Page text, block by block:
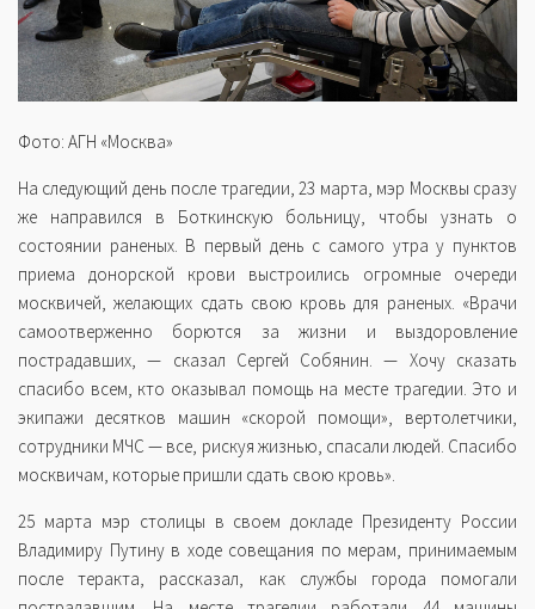
Фото: АГН «Москва»
На следующий день после трагедии, 23 марта, мэр Москвы сразу
же направился в Боткинскую больницу, чтобы узнать о
состоянии раненых. В первый день с самого утра у пунктов
приема донорской крови выстроились огромные очереди
москвичей, желающих сдать свою кровь для раненых. «Врачи
самоотверженно борются за жизни и выздоровление
пострадавших, — сказал Сергей Собянин. — Хочу сказать
спасибо всем, кто оказывал помощь на месте трагедии. Это и
экипажи десятков машин «скорой помощи», вертолетчики,
сотрудники МЧС — все, рискуя жизнью, спасали людей. Спасибо
москвичам, которые пришли сдать свою кровь».
25 марта мэр столицы в своем докладе Президенту России
Владимиру Путину в ходе совещания по мерам, принимаемым
после теракта, рассказал, как службы города помогали